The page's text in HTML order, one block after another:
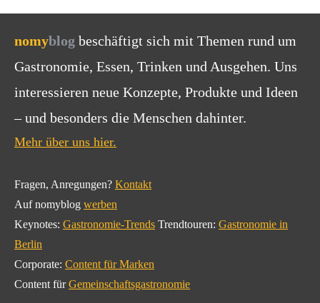
nomyblog beschäftigt sich mit Themen rund um
Gastronomie, Essen, Trinken und Ausgehen. Uns
interessieren neue Konzepte, Produkte und Ideen
– und besonders die Menschen dahinter.
Mehr über uns hier.
Fragen, Anregungen? Kontakt
Auf nomyblog werben
Keynotes: Gastronomie-Trends Trendtouren: Gastronomie in
Berlin
Corporate: Content für Marken
Content fürGemeinschaftsgastronomie